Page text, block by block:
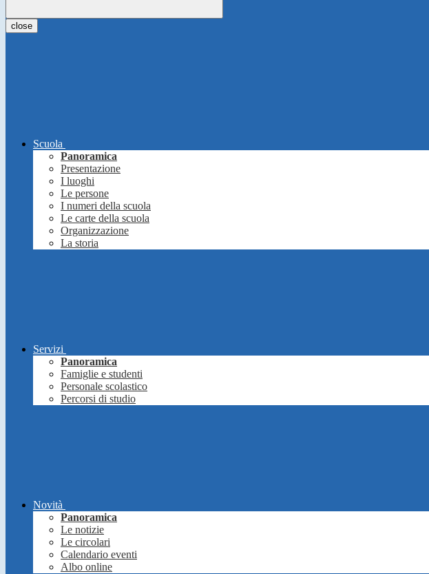
close
Scuola
Panoramica
Presentazione
I luoghi
Le persone
I numeri della scuola
Le carte della scuola
Organizzazione
La storia
Servizi
Panoramica
Famiglie e studenti
Personale scolastico
Percorsi di studio
Novità
Panoramica
Le notizie
Le circolari
Calendario eventi
Albo online